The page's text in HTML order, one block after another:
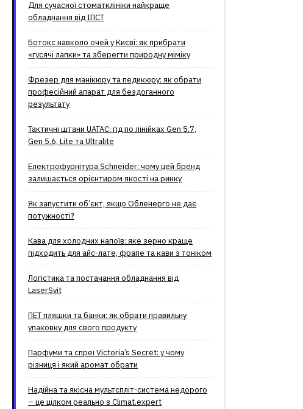
Для сучасної стоматклініки найкраще
обладнання від ІПСТ
Ботокс навколо очей у Києві: як прибрати
«гусячі лапки» та зберегти природну міміку
Фрезер для манікюру та педикюру: як обрати
професійний апарат для бездоганного
результату
Тактичні штани UATAC: гід по лінійках Gen 5.7,
Gen 5.6, Lite та Ultralite
Електрофурнітура Schneider: чому цей бренд
залишається орієнтиром якості на ринку
Як запустити об’єкт, якщо Обленерго не дає
потужності?
Кава для холодних напоїв: яке зерно краще
підходить для айс-лате, фрапе та кави з тоніком
Логістика та постачання обладнання від
LaserSvit
ПЕТ пляшки та банки: як обрати правильну
упаковку для свого продукту
Парфуми та спреї Victoria’s Secret: у чому
різниця і який аромат обрати
Надійна та якісна мультспліт-система недорого
– це цілком реально з Climat.еxpert